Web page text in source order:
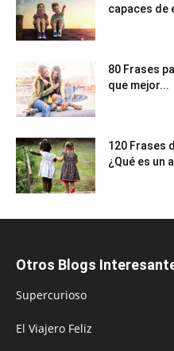
capaces de
80 Frases
que mejor...
120 Frases
¿Qué es un
Otros Blogs
Supercurioso
El Viajero Feliz